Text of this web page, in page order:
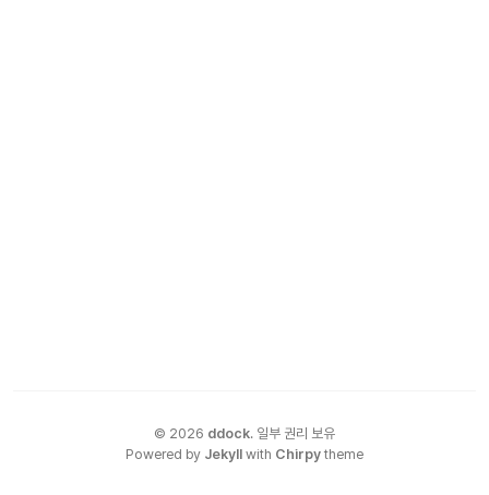
© 2026 ddock. 일부 권리 보유
Powered by Jekyll with Chirpy theme